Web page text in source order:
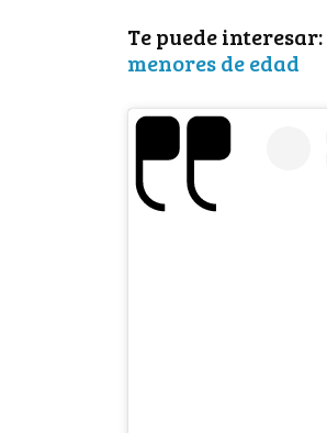
Te puede interesar:
menores de edad